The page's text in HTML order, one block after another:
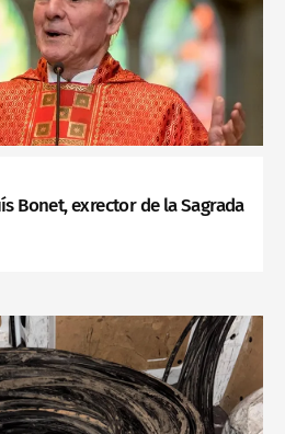
Bonet, exrector de la Sagrada